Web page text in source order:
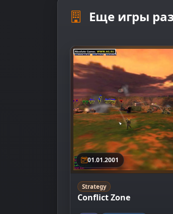
Еще игры
01.01.2001
Strategy
Conflict Zone